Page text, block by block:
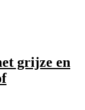
grijze en